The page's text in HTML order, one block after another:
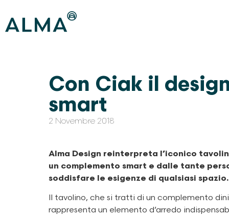
Con Ciak il
smart
2 Novembre 2018
Alma Design reinterpreta l’iconico
un complemento smart e dalle tante
soddisfare le esigenze di qualsiasi spazio.
Il tavolino, che si tratti di un complemento
rappresenta un elemento d’arredo